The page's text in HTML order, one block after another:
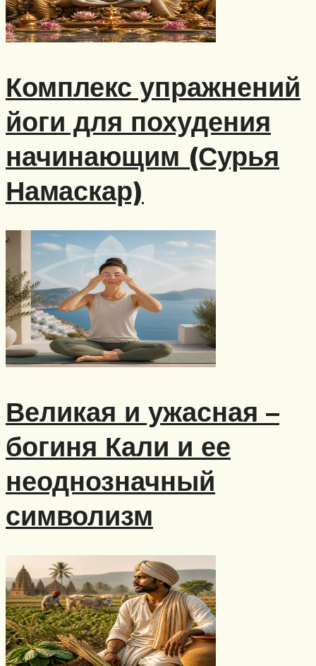
Комплекс упражнений
йоги для похудения
начинающим (Сурья
Намаскар)
Великая и ужасная –
богиня Кали и ее
неоднозначный
символизм